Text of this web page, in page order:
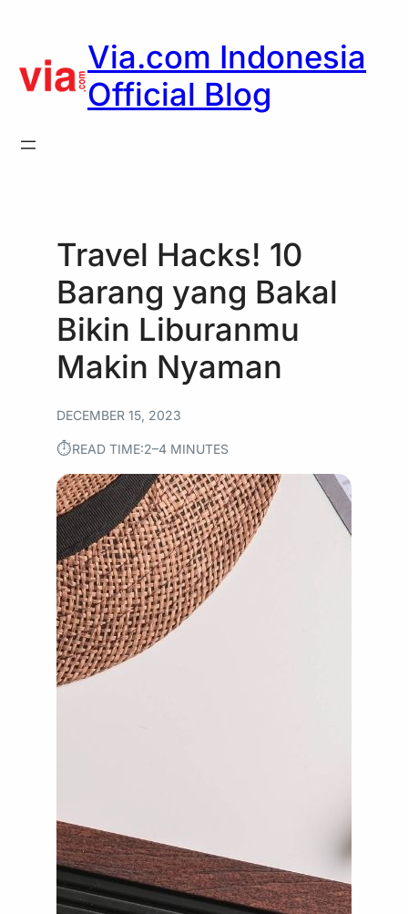
content
Via.com Indonesia
Official Blog
Travel Hacks! 10
Barang yang Bakal
Bikin Liburanmu
Makin Nyaman
DECEMBER 15, 2023
⏱︎READ TIME:2–4 MINUTES